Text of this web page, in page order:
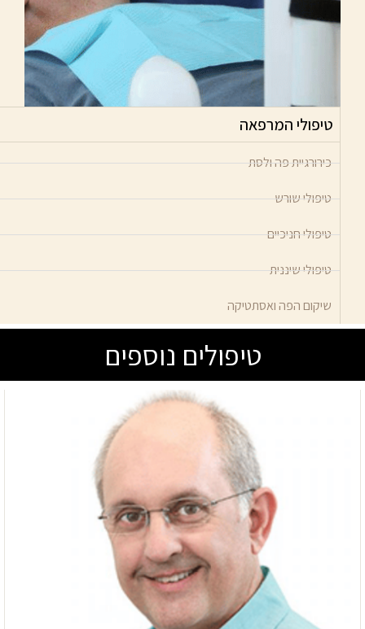
טיפולי המרפאה
כירורגיית פה ולסת
טיפולי שורש
טיפולי חניכיים
טיפולי שיננית
שיקום הפה ואסתטיקה
טיפולים נוספים